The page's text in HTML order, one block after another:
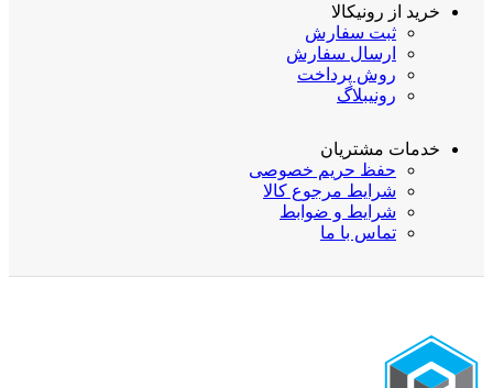
خرید از رونیکالا
ثبت سفارش
ارسال سفارش
روش پرداخت
رونیبلاگ
خدمات مشتریان
حفظ حریم خصوصی
شرایط مرجوع کالا
شرایط و ضوابط
تماس با ما